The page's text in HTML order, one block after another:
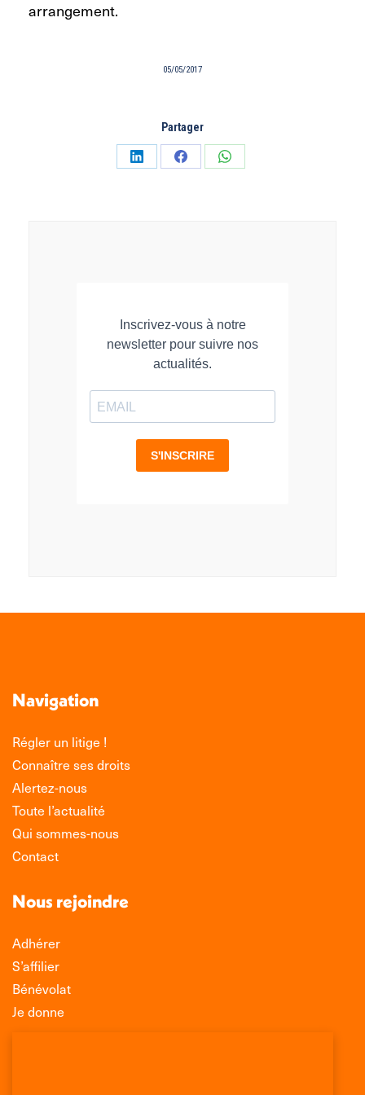
arrangement.
05/05/2017
Partager
PartagerPartagerPartager
Navigation
Régler un litige !
Connaître ses droits
Alertez-nous
Toute l’actualité
Qui sommes-nous
Contact
Nous rejoindre
Adhérer
S’affilier
Bénévolat
Je donne